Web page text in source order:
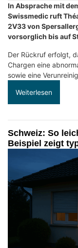
In Absprache mit
Swissmedic ruft
2V33 von
vorsorglich bis auf
Der Rückruf erfolgt,
Chargen eine
sowie eine
Weiterlesen
Schweiz: So
Beispiel zeigt